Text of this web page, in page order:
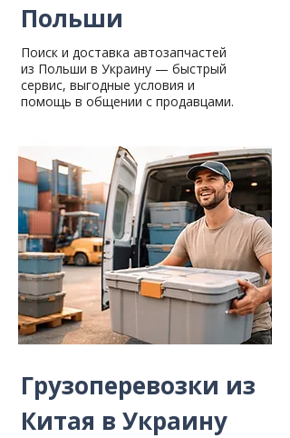
Польши
Поиск и доставка автозапчастей
из Польши в Украину — быстрый
сервис, выгодные условия и
помощь в общении с продавцами.
Грузоперевозки из
Китая в Украину